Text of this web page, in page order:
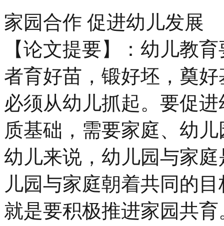
家园合作 促进幼儿发展
【论文提要】：幼儿教
者育好苗，锻好坯，奠
必须从幼儿抓起。要促
质基础，需要家庭、幼
幼儿来说，幼儿园与家
儿园与家庭朝着共同的
就是要积极推进家园共